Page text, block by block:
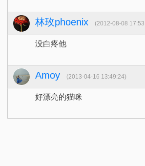
林玫phoenix (2012-08-08
没白疼他
Amoy (2013-04-16 13:49:24)
好漂亮的猫咪